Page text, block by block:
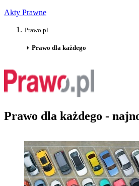
Akty Prawne
Prawo.pl
Prawo dla każdego
Prawo dla każdego -